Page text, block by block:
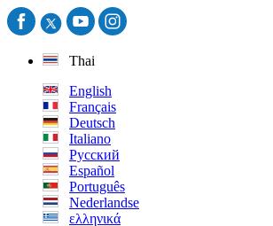
Thai
English
Français
Deutsch
Italiano
Русский
Español
Português
Nederlandse
ελληνικά